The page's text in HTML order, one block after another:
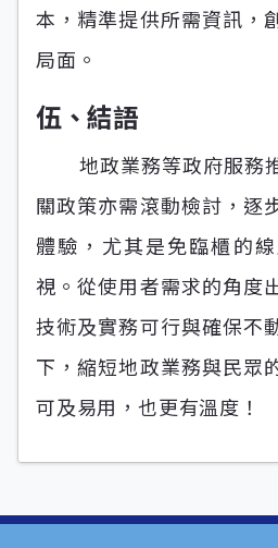
本，精準提供所需資訊，
局面。
伍、結語
地政業務等政府服務
關政策亦需滾動檢討，逐
體驗，尤其是免臨櫃的
視。從使用者需求的角度
技術及實務可行與確保不
下，縮短地政業務與民眾
可及易用，也更有溫度！